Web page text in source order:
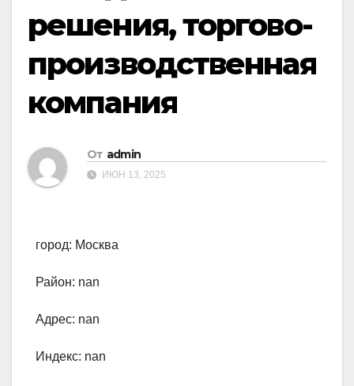
решения, торгово-
производственная
компания
От admin
ИЮН 13, 2025
город: Москва
Район: nan
Адрес: nan
Индекс: nan